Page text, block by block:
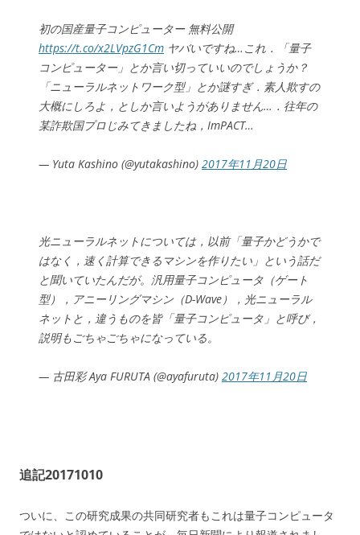
初の国産量子コンピューター 無料公開
https://t.co/x2LVpzG1Cm ヤバいですね…これ．「量子
コンピューター」とか言い切っていいのでしょうか？
「ニューラルネットワーク型」とか謎すぎ．素人欺すの
大概にしろよ，としか言いようがありません…．往年の
某詐欺国プロじみてきましたね，ImPACT…
— Yuta Kashino (@yutakashino) 2017年11月20日
光ニューラルネットについては，以前「量子かどうかで
はなく，速く計算できるマシンを作りたい」という話だ
と聞いていたんだが。汎用量子コンピュータ（ゲート
型），アニーリングマシン（D-Wave），光ニューラル
ネットと，違うものを皆「量子コンピュータ」と呼び，
説明もごちゃごちゃになっている。
— 古田彩 Aya FURUTA (@ayafuruta) 2017年11月20日
追記20171010
ついに、この研究成果の共同研究者もこれは量子コンピュータ